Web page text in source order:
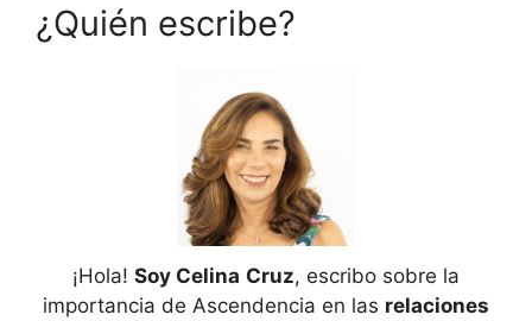
¿Quién escribe?
¡Hola! Soy Celina Cruz, escribo sobre la
importancia de Ascendencia en las relaciones